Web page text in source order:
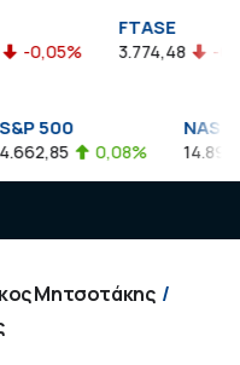
FTASE
3.774,48 -0,10%
500
0,08% 14.893,75
Μητσοτάκης